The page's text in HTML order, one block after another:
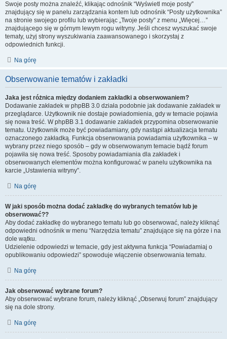
Swoje posty można znaleźć, klikając odnośnik “Wyświetl moje posty”
znajdujący się w panelu zarządzania kontem lub odnośnik “Posty użytkownika”
na stronie swojego profilu lub wybierając „Twoje posty” z menu „Więcej…”
znajdującego się w górnym lewym rogu witryny. Jeśli chcesz wyszukać swoje
tematy, użyj strony wyszukiwania zaawansowanego i skorzystaj z
odpowiednich funkcji.
Na górę
Obserwowanie tematów i zakładki
Jaka jest różnica między dodaniem zakładki a obserwowaniem?
Dodawanie zakładek w phpBB 3.0 działa podobnie jak dodawanie zakładek w
przeglądarce. Użytkownik nie dostaje powiadomienia, gdy w temacie pojawia
się nowa treść. W phpBB 3.1 dodawanie zakładek przypomina obserwowanie
tematu. Użytkownik może być powiadamiany, gdy nastąpi aktualizacja tematu
oznaczonego zakładką. Funkcja obserwowania powiadamia użytkownika – w
wybrany przez niego sposób – gdy w obserwowanym temacie bądź forum
pojawiła się nowa treść. Sposoby powiadamiania dla zakładek i
obserwowanych elementów można konfigurować w panelu użytkownika na
karcie „Ustawienia witryny”.
Na górę
W jaki sposób można dodać zakładkę do wybranych tematów lub je
obserwować??
Aby dodać zakładkę do wybranego tematu lub go obserwować, należy kliknąć
odpowiedni odnośnik w menu “Narzędzia tematu” znajdujące się na górze i na
dole wątku.
Udzielenie odpowiedzi w temacie, gdy jest aktywna funkcja “Powiadamiaj o
opublikowaniu odpowiedzi” spowoduje włączenie obserwowania tematu.
Na górę
Jak obserwować wybrane forum?
Aby obserwować wybrane forum, należy kliknąć „Obserwuj forum” znajdujący
się na dole strony.
Na górę